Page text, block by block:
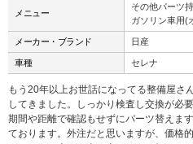
メニュー
その他パーツ
ガソリン車用(
メーカー・ブランド 日産
車種 セレナ
もう20年以上お世話になってる整備屋さ
してきました。しっかり検査し交換が必
期間や距離で確認もせずにパーツ替えま
ております。外注だと思いますが、価格